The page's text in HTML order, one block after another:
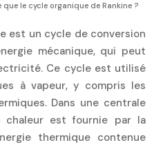
que le cycle organique de Rankine ?
est un cycle de conversion
mécanique, qui peut
Ce cycle est utilisé
à vapeur, y compris les
Dans une centrale
chaleur est fournie par la
thermique contenue